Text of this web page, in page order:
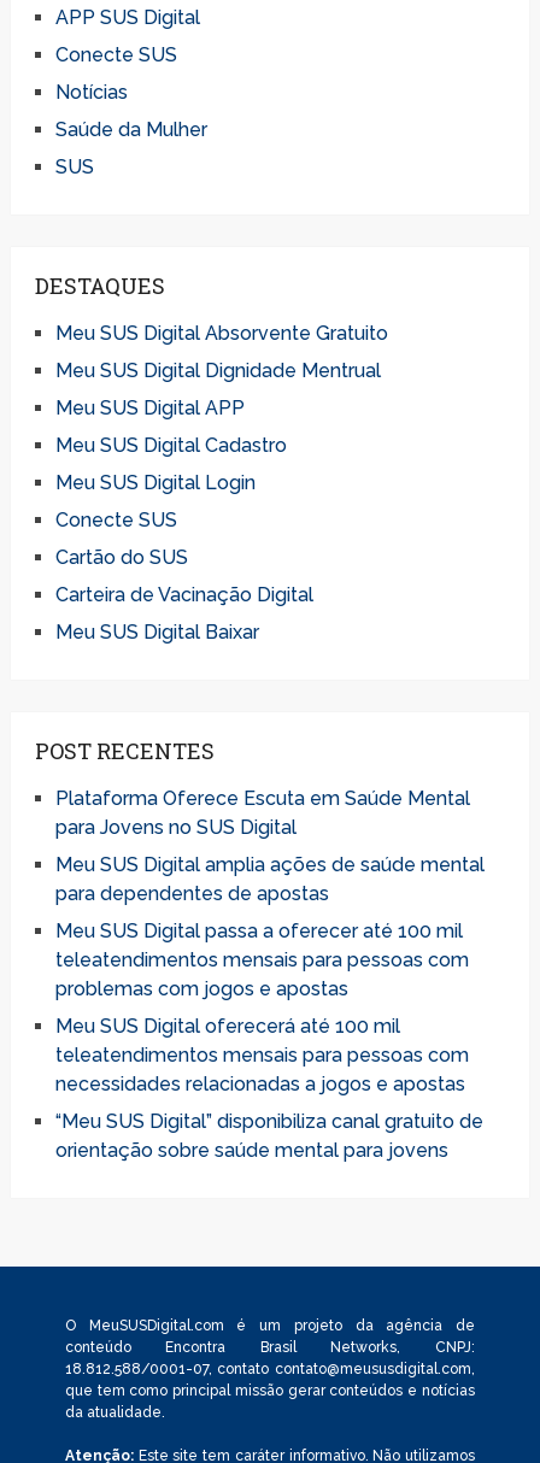
APP SUS Digital
Conecte SUS
Notícias
Saúde da Mulher
SUS
DESTAQUES
Meu SUS Digital Absorvente Gratuito
Meu SUS Digital Dignidade Mentrual
Meu SUS Digital APP
Meu SUS Digital Cadastro
Meu SUS Digital Login
Conecte SUS
Cartão do SUS
Carteira de Vacinação Digital
Meu SUS Digital Baixar
POST RECENTES
Plataforma Oferece Escuta em Saúde Mental
para Jovens no SUS Digital
Meu SUS Digital amplia ações de saúde mental
para dependentes de apostas
Meu SUS Digital passa a oferecer até 100 mil
teleatendimentos mensais para pessoas com
problemas com jogos e apostas
Meu SUS Digital oferecerá até 100 mil
teleatendimentos mensais para pessoas com
necessidades relacionadas a jogos e apostas
“Meu SUS Digital” disponibiliza canal gratuito de
orientação sobre saúde mental para jovens
O MeuSUSDigital.com é um projeto da agência de
conteúdo Encontra Brasil Networks, CNPJ:
18.812.588/0001-07, contato contato@meususdigital.com,
que tem como principal missão gerar conteúdos e notícias
da atualidade.
Atenção:Este site tem caráter informativo. Não utilizamos